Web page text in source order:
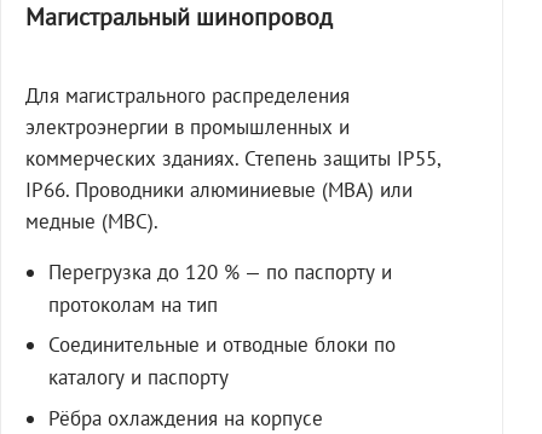
Магистральный шинопровод
Для магистрального распределения
электроэнергии в промышленных и
коммерческих зданиях. Степень защиты IP55,
IP66. Проводники алюминиевые (МВА) или
медные (МВС).
Перегрузка до 120 % — по паспорту и
протоколам на тип
Соединительные и отводные блоки по
каталогу и паспорту
Рёбра охлаждения на корпусе